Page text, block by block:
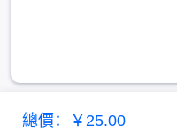
總價：￥25.00